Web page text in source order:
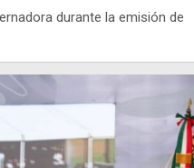
durante la emisión de